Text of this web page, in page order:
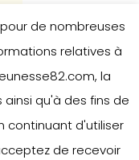
de nombreuses
relatives à
la
qu'à des fins de
continuant d'utiliser
de recevoir